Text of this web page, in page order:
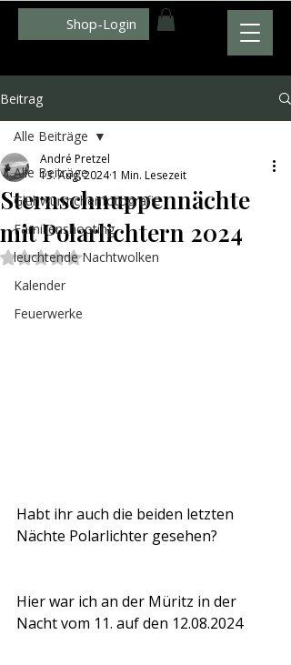
Shop-Login
Beitrag
Alle Beiträge
Glühwürmchenfotografie
Familienshooting
leuchtende Nachtwolken
Kalender
Feuerwerke
Alle Beiträge
Sternschnuppennächte
mit Polarlichtern 2024
André Pretzel
13. Aug. 2024 1 Min. Lesezeit
Mit NaN von 5 Sternen bewertet.
Habt ihr auch die beiden letzten
Nächte Polarlichter gesehen?
Hier war ich an der Müritz in der
Nacht vom 11. auf den 12.08.2024